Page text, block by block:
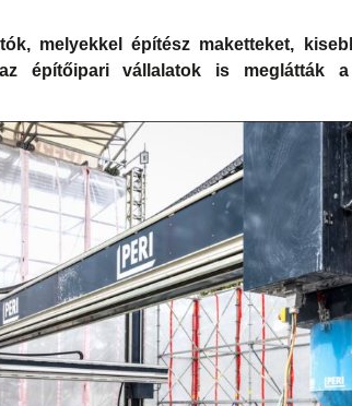
melyekkel építész maketteket,
építőipari vállalatok is meglátták